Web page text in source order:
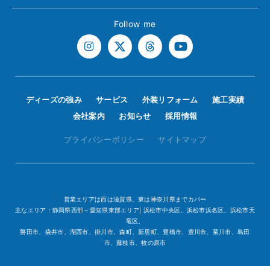
Follow me
ディーズの強み サービス 外装リフォーム
施工実績
会社案内
お知らせ 採用情報
プライバシーポリシー サイトマップ
営業エリアは西は滋賀県、東は神奈川県までカバー
主なエリア：静岡県西部～愛知県東部エリア| 浜松市中央区、浜松市浜名区、浜松市天
竜区、
磐田市、袋井市、湖西市、掛川市、森町、新居町、豊橋市、豊川市、菊川市、島田
市、藤枝市、牧の原市